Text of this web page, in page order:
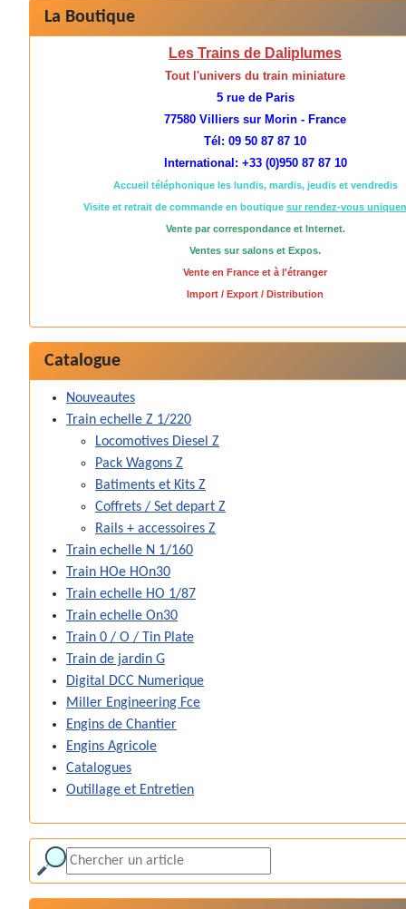
La Boutique
Les Trains de Daliplumes
Tout l'univers du train miniature
5 rue de Paris
77580 Villiers sur Morin - France
Tél: 09 50 87 87 10
International: +33 (0)950 87 87 10
Accueil téléphonique les lundis, mardis, jeudis et vendredis
Visite et retrait de commande en boutique sur rendez-vous
Vente par correspondance et Internet.
Ventes sur salons et Expos.
Vente en France et à l'étranger
Import / Export / Distribution
Catalogue
Nouveautes
Train echelle Z 1/220
Locomotives Diesel Z
Pack Wagons Z
Batiments et Kits Z
Coffrets / Set depart Z
Rails + accessoires Z
Train echelle N 1/160
Train HOe HOn30
Train echelle HO 1/87
Train echelle On30
Train 0 / O / Tin Plate
Train de jardin G
Digital DCC Numerique
Miller Engineering Fce
Engins de Chantier
Engins Agricole
Catalogues
Outillage et Entretien